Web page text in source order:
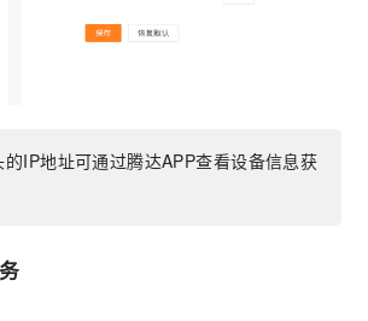
的IP地址可通过腾达APP查看设备信息获